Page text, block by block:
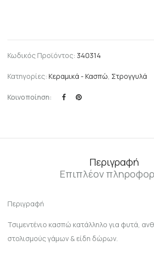
Κωδικός Προϊόντος: 340314
Κατηγορίες: Κεραμικά - Κασπώ, Στρογγυλά
Κοινοποίηση:
Περιγραφή
Επιπλέον
Περιγραφή
Τσιμεντένιο κασπώ κατάλληλο για φυτά,
στολισμούς γάμων & είδη δώρων.